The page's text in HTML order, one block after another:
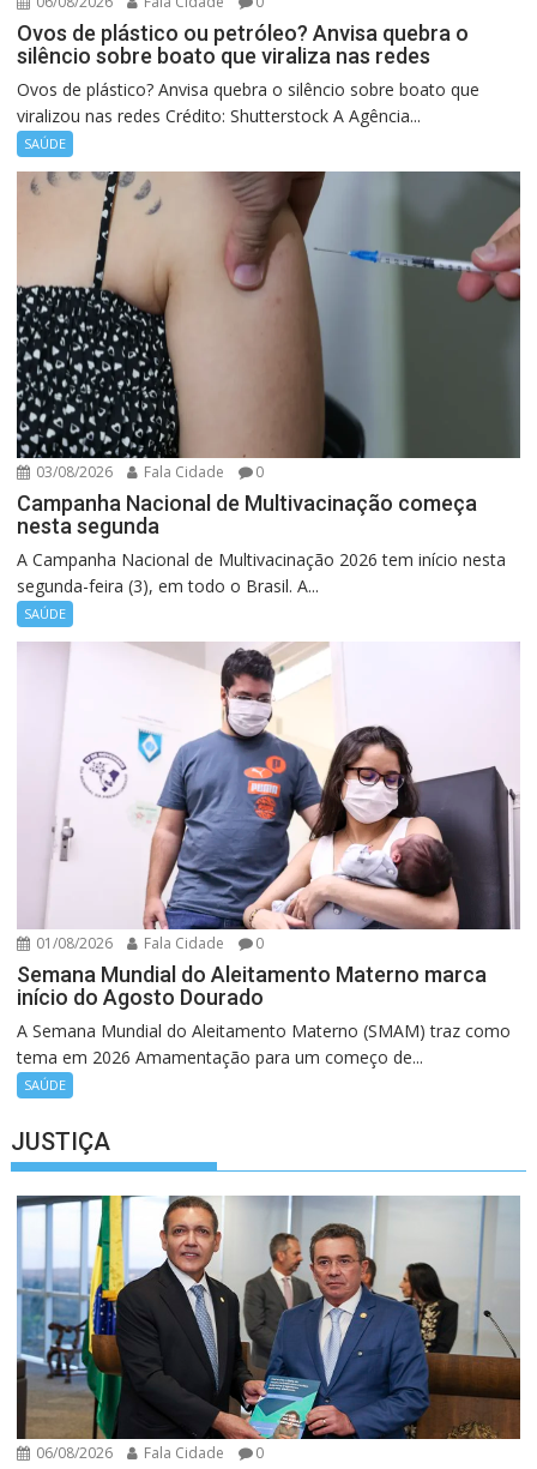
Ovos de plástico ou petróleo? Anvisa quebra o
silêncio sobre boato que viraliza nas redes
Ovos de plástico? Anvisa quebra o silêncio sobre boato que
viralizou nas redes Crédito: Shutterstock A Agência...
SAÚDE
03/08/2026 Fala Cidade 0
Campanha Nacional de Multivacinação começa
nesta segunda
A Campanha Nacional de Multivacinação 2026 tem início nesta
segunda-feira (3), em todo o Brasil. A...
SAÚDE
01/08/2026 Fala Cidade 0
Semana Mundial do Aleitamento Materno marca
início do Agosto Dourado
A Semana Mundial do Aleitamento Materno (SMAM) traz como
tema em 2026 Amamentação para um começo de...
SAÚDE
JUSTIÇA
06/08/2026 Fala Cidade 0